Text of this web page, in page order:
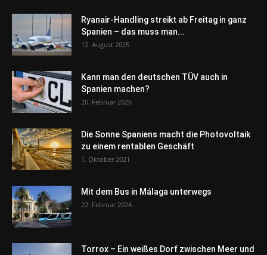
Ryanair-Handling streikt ab Freitag in ganz
Spanien – das muss man...
12. August 2025
Kann man den deutschen TÜV auch in
Spanien machen?
20. Februar 2026
Die Sonne Spaniens macht die Photovoltaik
zu einem rentablen Geschäft
1. Oktober 2021
Mit dem Bus in Málaga unterwegs
22. Februar 2024
Torrox – Ein weißes Dorf zwischen Meer und